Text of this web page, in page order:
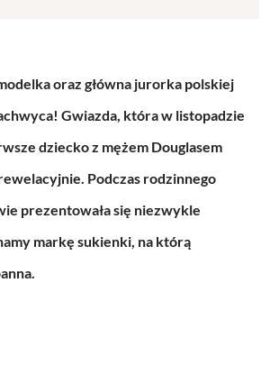
oraz główna jurorka polskiej
Gwiazda, która w listopadzie
dziecko z mężem Douglasem
Podczas rodzinnego
prezentowała się niezwykle
markę sukienki, na którą